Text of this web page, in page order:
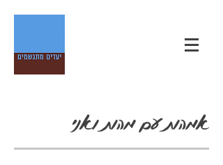
אמהות עם מהות ואני